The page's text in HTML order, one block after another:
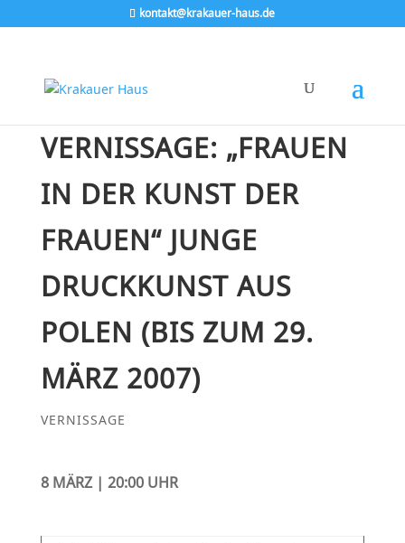
kontakt@krakauer-haus.de
VERNISSAGE: „FRAUEN
IN DER KUNST DER
FRAUEN“ JUNGE
DRUCKKUNST AUS
POLEN (BIS ZUM 29.
MÄRZ 2007)
VERNISSAGE
8 MÄRZ | 20:00 UHR